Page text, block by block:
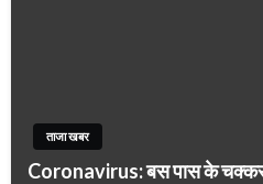
ताजा खबर
Coronavirus: बस पास के